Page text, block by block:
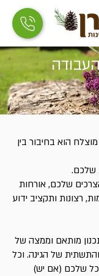
הוא בחיבור בין
שלכם.
שלכם, אורחות
רצונות ותקציב ידוע
מותאם וממצה של
של הגינה. וכל
שלכם (אם יש)